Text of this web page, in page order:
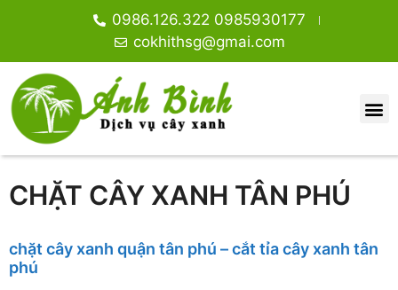
0986.126.322 0985930177
cokhithsg@gmai.com
CHẶT CÂY XANH TÂN PHÚ
chặt cây xanh quận tân phú – cắt tỉa cây xanh tân
phú